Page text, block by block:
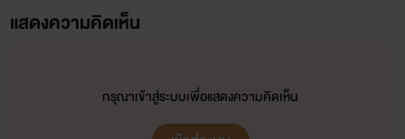
แสดงความคิดเห็น
กรุณาเข้าสู่ระบบเพื่อแสดงความคิดเห็น